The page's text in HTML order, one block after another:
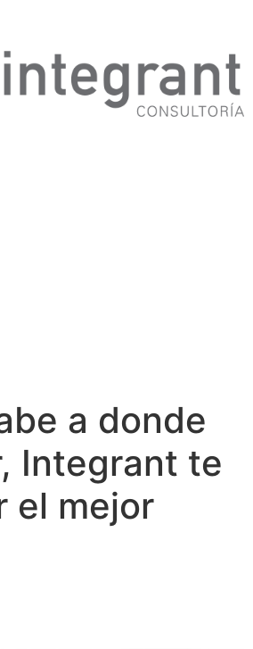
a donde
Integrant te
el mejor